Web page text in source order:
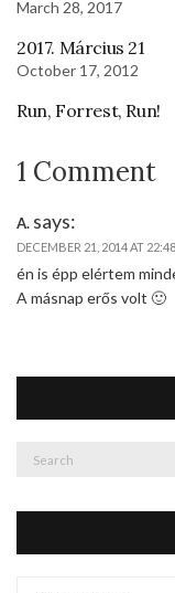
March 28, 2017
2017. Március 21
October 17, 2012
Run, Forrest, Run!
1 Comment
A. says:
DECEMBER 21, 2014 AT 22:48
én is épp elértem
A másnap erős volt 🙂